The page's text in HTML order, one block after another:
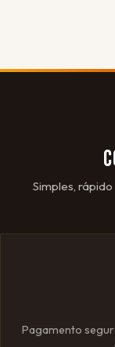
Simples,
Pagamento